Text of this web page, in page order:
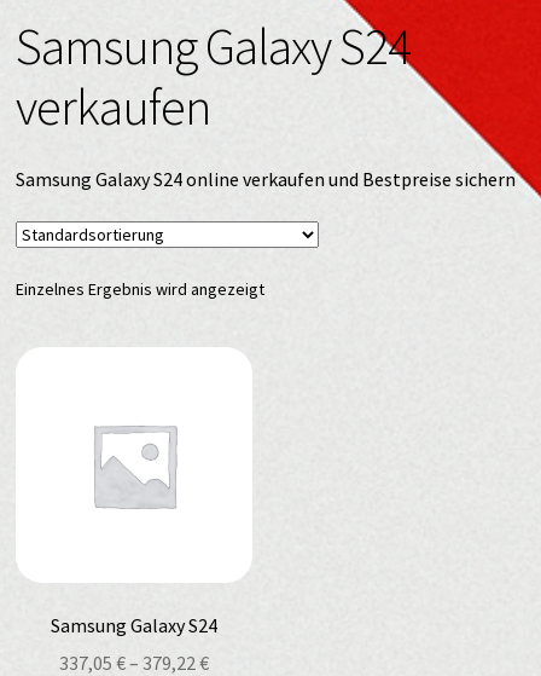
Samsung Galaxy S24
verkaufen
Samsung Galaxy S24 online verkaufen und Bestpreise sichern
Einzelnes Ergebnis wird angezeigt
Samsung Galaxy S24
337,05€– 379,22€